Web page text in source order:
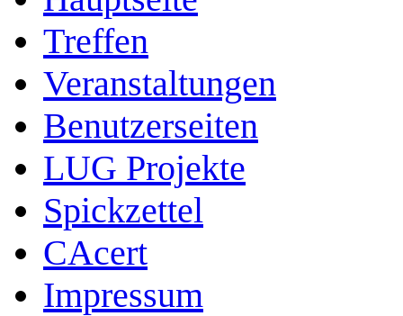
Treffen
Veranstaltungen
Benutzerseiten
LUG Projekte
Spickzettel
CAcert
Impressum